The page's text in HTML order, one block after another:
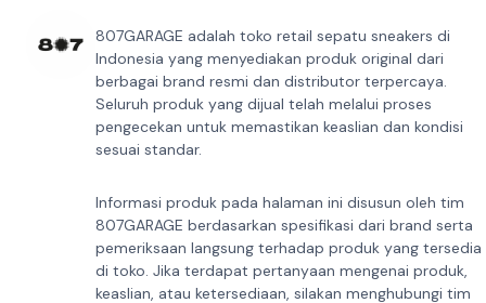
807GARAGE adalah toko retail sepatu sneakers di
Indonesia yang menyediakan produk original dari
berbagai brand resmi dan distributor terpercaya.
Seluruh produk yang dijual telah melalui proses
pengecekan untuk memastikan keaslian dan kondisi
sesuai standar.
Informasi produk pada halaman ini disusun oleh tim
807GARAGE berdasarkan spesifikasi dari brand serta
pemeriksaan langsung terhadap produk yang tersedia
di toko. Jika terdapat pertanyaan mengenai produk,
keaslian, atau ketersediaan, silakan menghubungi tim